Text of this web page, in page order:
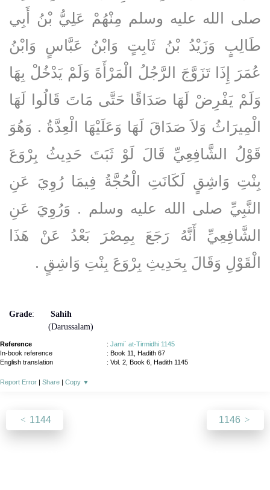
صلى الله عليه وسلم مِنْهُمْ عَلِيُّ بْنُ أَبِي
طَالِبٍ وَزَيْدُ بْنُ ثَابِتٍ وَابْنُ عَبَّاسٍ وَابْنُ
عُمَرَ إِذَا تَزَوَّجَ الرَّجُلُ الْمَرْأَةَ وَلَمْ يَدْخُلْ بِهَا
وَلَمْ يَفْرِضْ لَهَا صَدَاقًا حَتَّى مَاتَ قَالُوا لَهَا
الْمِيرَاثُ وَلاَ صَدَاقَ لَهَا وَعَلَيْهَا الْعِدَّةُ ‏.‏ وَهُوَ
قَوْلُ الشَّافِعِيِّ قَالَ لَوْ ثَبَتَ حَدِيثُ بِرْوَعَ
بِنْتِ وَاشِقٍ لَكَانَتِ الْحُجَّةُ فِيمَا رُوِيَ عَنِ
النَّبِيِّ صلى الله عليه وسلم ‏.‏ وَرُوِيَ عَنِ
الشَّافِعِيِّ أَنَّهُ رَجَعَ بِمِصْرَ بَعْدُ عَنْ هَذَا
الْقَوْلِ وَقَالَ بِحَدِيثِ بِرْوَعَ بِنْتِ وَاشِقٍ ‏.‏
Grade:
Sahih
(Darussalam)
Reference : Jami` at-Tirmidhi 1145
In-book reference
: Book 11, Hadith 67
English translation
: Vol. 2, Book 6, Hadith 1145
Report Error | Share | Copy ▼
1144 1146